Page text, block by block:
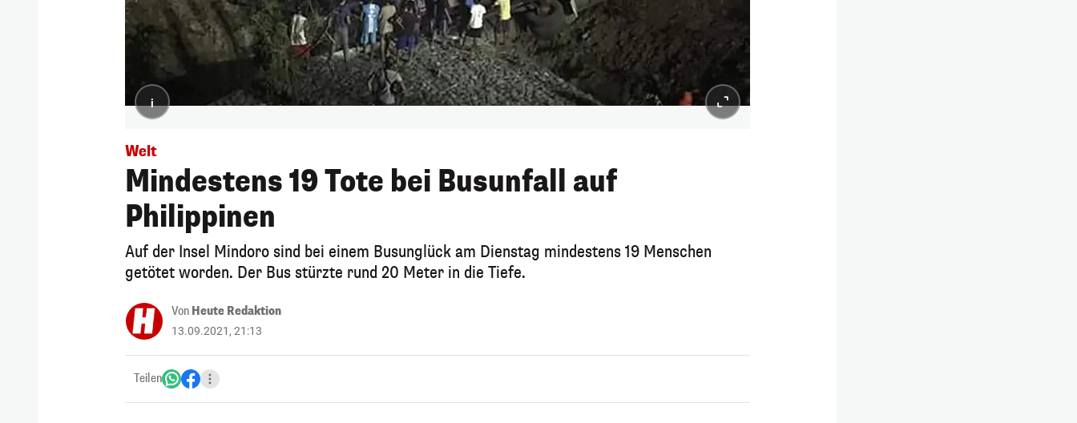
i
Welt
Mindestens 19 Tote bei Busunfall auf
Philippinen
Auf der Insel Mindoro sind bei einem Busunglück am Dienstag mindestens 19 Menschen
getötet worden. Der Bus stürzte rund 20 Meter in die Tiefe.
Von Heute Redaktion
13.09.2021, 21:13
Teilen